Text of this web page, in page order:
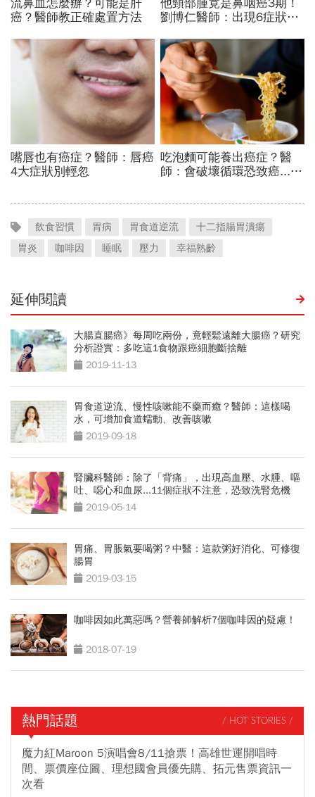
飲食習慣 胃病 胃食道逆流
十二指腸胃潰瘍
胃炎
咖啡因 睡眠 壓力 幸福熟齡
延伸閱讀
大腸直腸癌》每周吃兩份，竟輕鬆遠離大腸癌？研究
分析證實：多吃這1食物跟癌細胞斷捨離
2019-11-13
胃食道逆流、慢性咳嗽能不藥而癒？醫師：這樣喝
水，可增加食道蠕動、改善咳嗽
2019-09-18
腎臟科醫師：除了「背痛」，出現高血壓、水腫、嘔
吐、噁心和血尿...11個症狀不注意，恐致洗腎危機
2019-05-14
胃痛、胃脹氣要喝粥？中醫：這款粥好消化、可修復
腸胃
2019-03-15
咖啡因如此萬惡嗎？營養師解析7個咖啡因的疑慮！
2018-07-19
熱門話題 / HOT STORIES /
魔力紅Maroon 5演唱會8/11搶票！高雄世運開唱時
間、票價座位圖、理想國會員優先購、拓元售票資訊一
次看